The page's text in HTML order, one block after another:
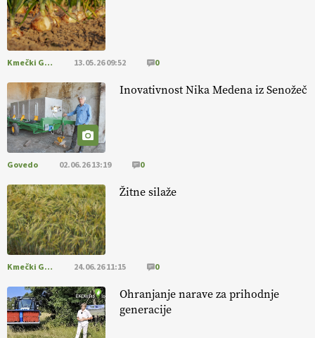
EKOloško = logično: VLOG Okus je
pomembnejši od izgleda
EKOloško = logično: ekološka kmetija PR'
RAKARI
Kmečki Glas 13.05.26 09:52 0
Inovativnost Nika Medena iz Senožeč
Govedo 02.06.26 13:19 0
Žitne silaže
Kmečki Glas 24.06.26 11:15 0
Ohranjanje narave za prihodnje
generacije